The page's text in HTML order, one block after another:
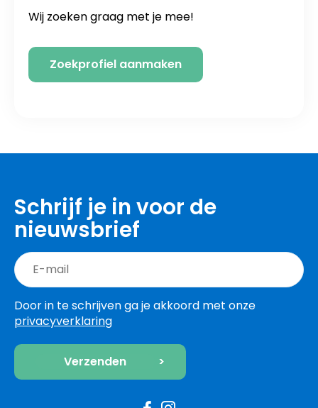
Wij zoeken graag met je mee!
Zoekprofiel aanmaken
Schrijf je in voor de
nieuwsbrief
Door in te schrijven ga je akkoord met onze
privacyverklaring